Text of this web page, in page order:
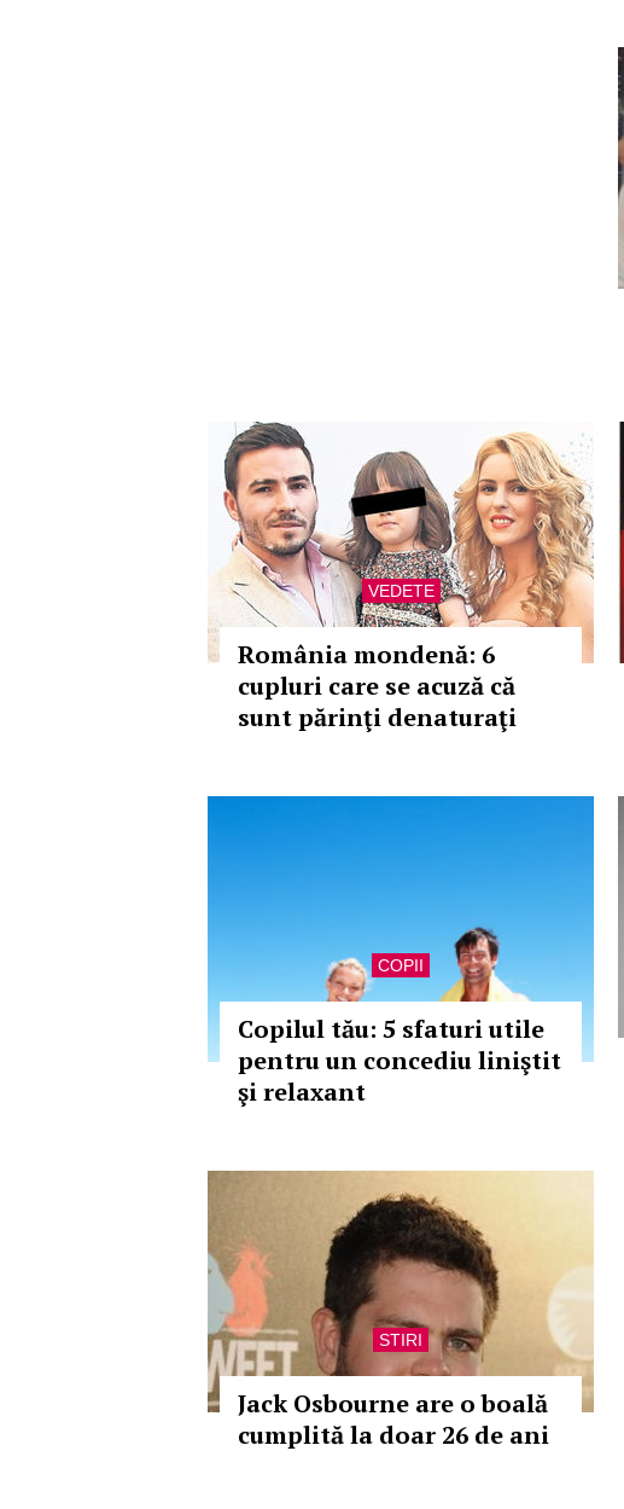
VEDETE
România mondenă: 6
cupluri care se acuză că
sunt părinţi denaturaţi
COPII
Copilul tău: 5 sfaturi utile
pentru un concediu liniştit
şi relaxant
STIRI
Jack Osbourne are o boală
cumplită la doar 26 de ani